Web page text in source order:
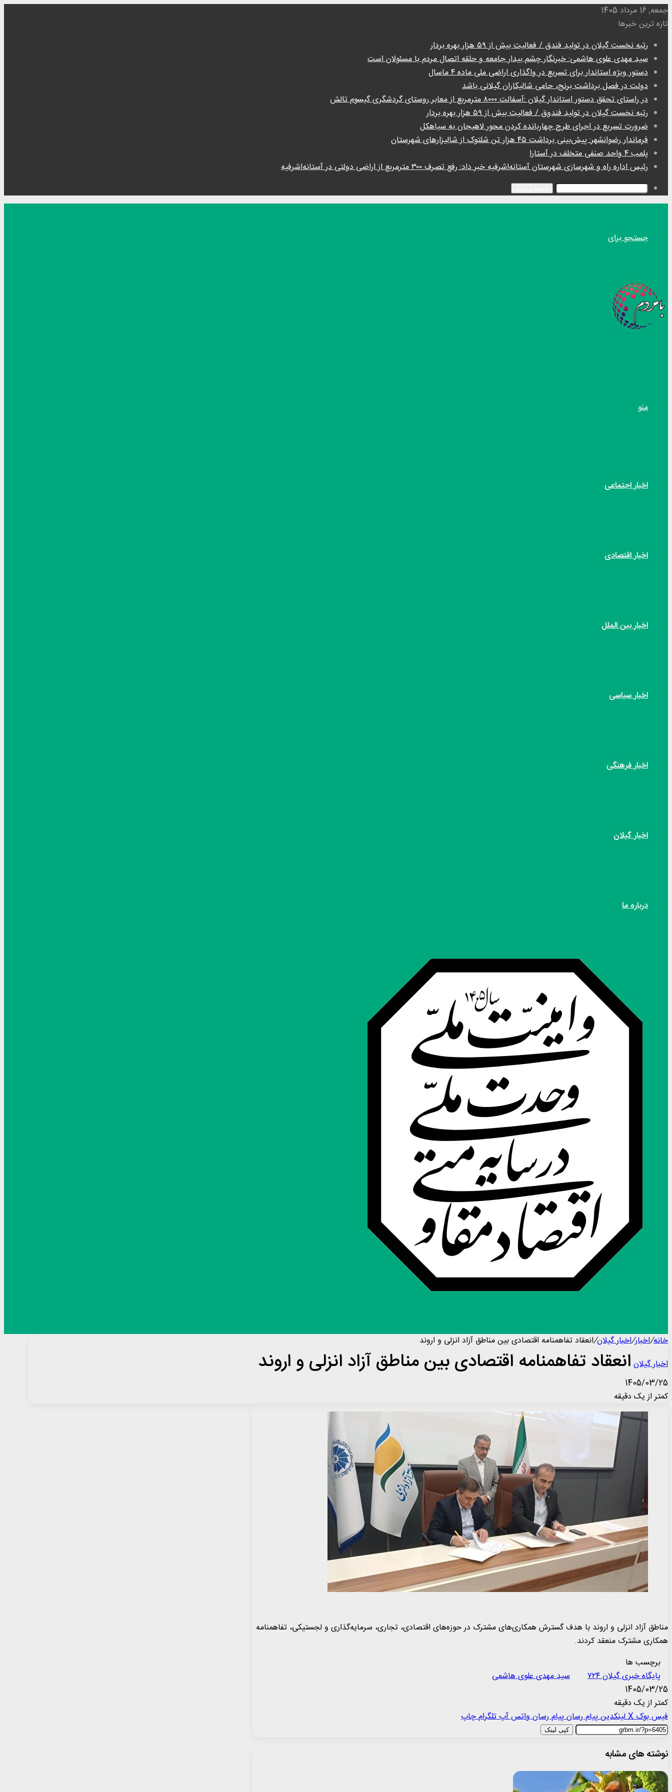
جمعه, 16 مرداد 1405
تازه ترین خبرها
رتبه نخست گیلان در تولید فندق / فعالیت بیش از ۵۹ هزار بهره بردار
سید مهدی علوی هاشمی: خبرنگار چشم بیدار جامعه و حلقه اتصال مردم با مسئولان است
دستور ویژه استاندار برای تسریع در واگذاری اراضی ملی ماده ۴ ماسال
دولت در فصل برداشت برنج، حامی شالیکاران گیلانی باشد
در راستای تحقق دستور استاندار گیلان :آسفالت ۸۰۰۰ مترمربع از معابر روستای گردشگری گیسوم تالش
رتبه نخست گیلان در تولید فندوق / فعالیت بیش از ۵۹ هزار بهره بردار
ضرورت تسریع در اجرای طرح چهاربانده کردن محور لاهیجان به سیاهکل
فرماندار رضوانشهر: پیش‌بینی برداشت ۴۵ هزار تن شلتوک از شالیزارهای شهرستان
پلمب ۴ واحد صنفی متخلف در آستارا
رئیس اداره راه و شهرسازی شهرستان آستانه‌اشرفیه خبر داد: رفع تصرف ۳۰۰ مترمربع از اراضی دولتی در آستانه‌اشرفیه
جستجو برای
منو
اخبار اجتماعی
اخبار اقتصادی
اخبار بین الملل
اخبار سیاسی
اخبار فرهنگی
اخبار گیلان
درباره ما
خانه/اخبار/اخبار گیلان/انعقاد تفاهمنامه اقتصادی بین مناطق آزاد انزلی و اروند
اخبار گیلان انعقاد تفاهمنامه اقتصادی بین مناطق آزاد انزلی و اروند
1405/03/25
کمتر از یک دقیقه
مناطق آزاد انزلی و اروند با هدف گسترش همکاری‌های مشترک در حوزه‌های اقتصادی، تجاری، سرمایه‌گذاری و لجستیکی، تفاهمنامه
همکاری مشترک منعقد کردند.
برچسب ها
پایگاه خبری گیلان ۷۲۴
سید مهدی علوی هاشمی
1405/03/25
کمتر از یک دقیقه
فیس بوکXلینکدینپیام رسانپیام رسان واتس آپتلگرامچاپ
کپی لینک
نوشته های مشابه